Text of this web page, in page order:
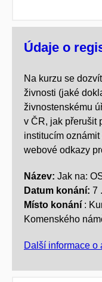
Údaje o
Na kurzu se
živnosti (jaké
živnostenskému
v ČR, jak přerušit
institucím
webové odkazy
Název: Jak na:
Datum konání: 7
Místo konání :
Komenského
Další informace o